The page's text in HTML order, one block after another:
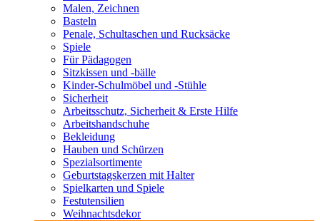
Malen, Zeichnen
Basteln
Penale, Schultaschen und Rucksäcke
Spiele
Für Pädagogen
Sitzkissen und -bälle
Kinder-Schulmöbel und -Stühle
Sicherheit
Arbeitsschutz, Sicherheit & Erste Hilfe
Arbeitshandschuhe
Bekleidung
Hauben und Schürzen
Spezialsortimente
Geburtstagskerzen mit Halter
Spielkarten und Spiele
Festutensilien
Weihnachtsdekor